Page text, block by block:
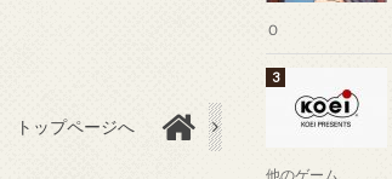
トップページへ
Ｏ
他のゲーム